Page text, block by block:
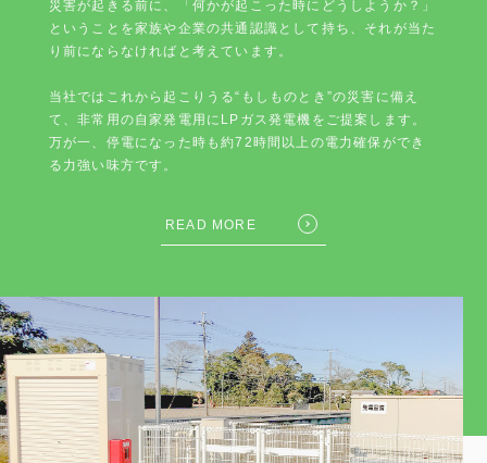
災害が起きる前に、「何かが起こった時にどうしようか？」
ということを家族や企業の共通認識として持ち、それが当た
り前にならなければと考えています。
当社ではこれから起こりうる“もしものとき”の災害に備え
て、非常用の自家発電用にLPガス発電機をご提案します。
万が一、停電になった時も約72時間以上の電力確保ができ
る力強い味方です。
READ MORE